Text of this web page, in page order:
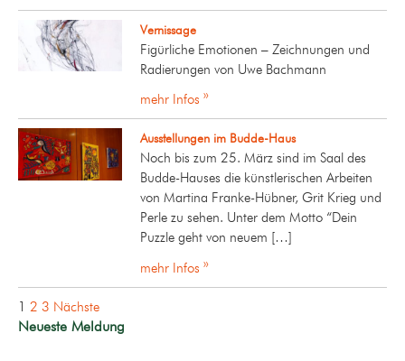
Vernissage
Figürliche Emotionen – Zeichnungen und
Radierungen von Uwe Bachmann
mehr Infos »
Ausstellungen im Budde-Haus
Noch bis zum 25. März sind im Saal des
Budde-Hauses die künstlerischen Arbeiten
von Martina Franke-Hübner, Grit Krieg und
Perle zu sehen. Unter dem Motto “Dein
Puzzle geht von neuem […]
mehr Infos »
Seitennummerierung
der
1 2 3 Nächste
Neueste Meldung